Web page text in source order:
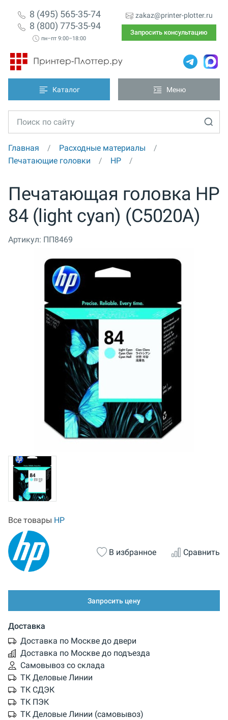
8 (495) 565-35-74
8 (800) 775-35-94
пн–пт 9:00–18:00
zakaz@printer-plotter.ru
Запросить консультацию
Каталог Меню
Главная
Расходные материалы
Печатающие головки
HP
Печатающая головка HP
84 (light cyan) (C5020A)
Артикул: ПП8469
Все товары HP
В избранное Сравнить
Запросить цену
Доставка
Доставка по Москве до двери
Доставка по Москве до подъезда
Самовывоз со склада
ТК Деловые Линии
ТК СДЭК
ТК ПЭК
ТК Деловые Линии (самовывоз)